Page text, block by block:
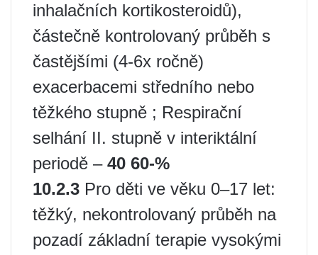
inhalačních kortikosteroidů),
částečně kontrolovaný průběh s
častějšími (4-6x ročně)
exacerbacemi středního nebo
těžkého stupně ; Respirační
selhání II. stupně v interiktální
periodě – 40 60-%
10.2.3 Pro děti ve věku 0–17 let:
těžký, nekontrolovaný průběh na
pozadí základní terapie vysokými